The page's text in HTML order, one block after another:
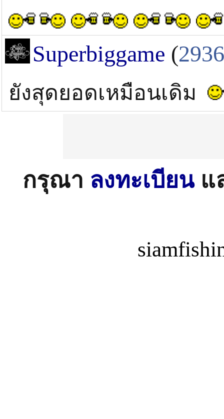
Superbiggame (
ยังสุดยอดเหมือนเดิม
กรุณา ลงทะเบียนแ